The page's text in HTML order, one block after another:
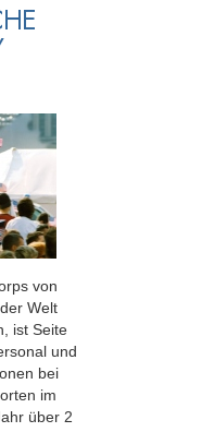
von
Welt
ist Seite
und
bei
im
über 2